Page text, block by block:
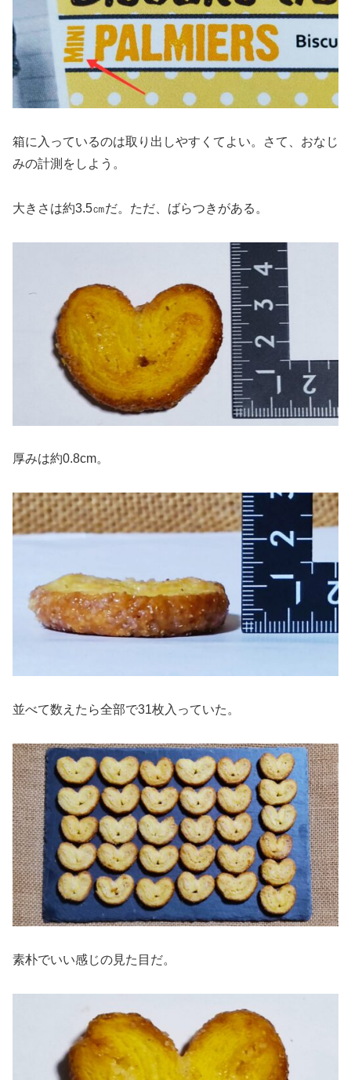
箱に入っているのは取り出しやすくてよい。さて、おなじ
みの計測をしよう。
大きさは約3.5㎝だ。ただ、ばらつきがある。
厚みは約0.8cm。
並べて数えたら全部で31枚入っていた。
素朴でいい感じの見た目だ。